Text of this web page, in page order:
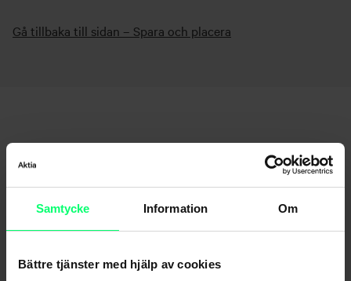
Samtycke Information Om
Bättre tjänster med hjälp av cookies
Gå tillbaka till sidan – Spara och placera
Hittar du inte det du söker?
Kundservice